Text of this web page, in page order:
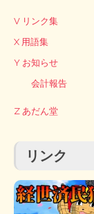
V リンク集
X 用語集
Y お知らせ
会計報告
Z あだん堂
リンク